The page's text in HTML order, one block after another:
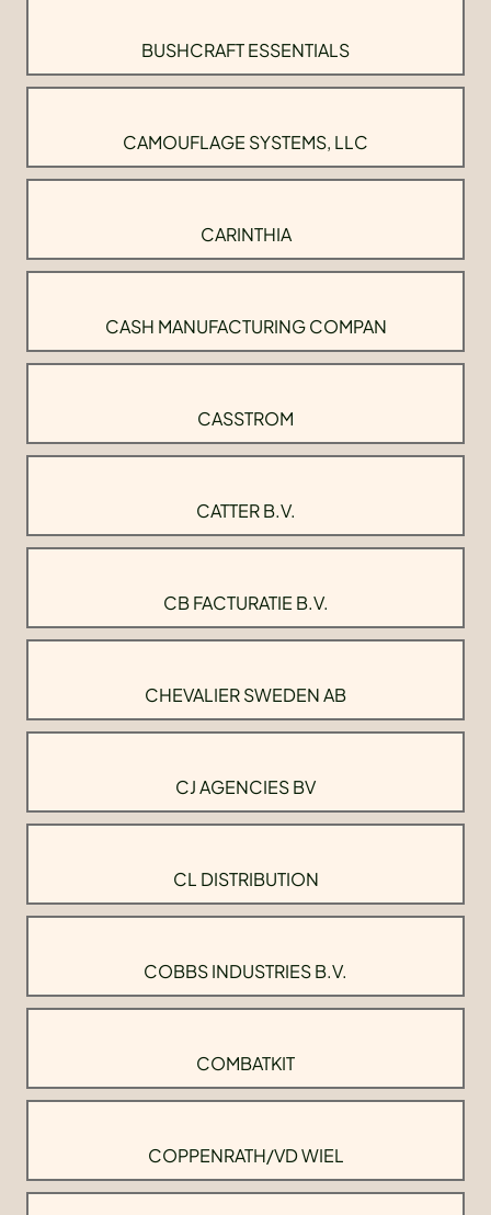
BUSHCRAFT ESSENTIALS
CAMOUFLAGE SYSTEMS, LLC
CARINTHIA
CASH MANUFACTURING COMPAN
CASSTROM
CATTER B.V.
CB FACTURATIE B.V.
CHEVALIER SWEDEN AB
CJ AGENCIES BV
CL DISTRIBUTION
COBBS INDUSTRIES B.V.
COMBATKIT
COPPENRATH/VD WIEL